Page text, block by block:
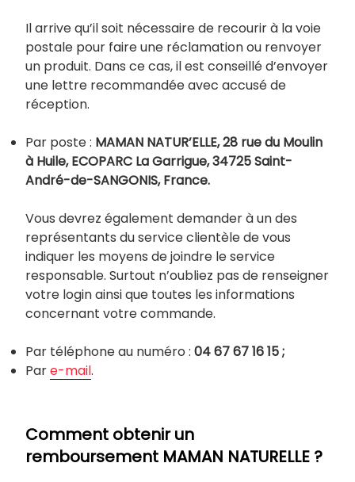
Il arrive qu’il soit nécessaire de recourir à la voie
postale pour faire une réclamation ou renvoyer
un produit. Dans ce cas, il est conseillé d’envoyer
une lettre recommandée avec accusé de
réception.
Par poste : MAMAN NATUR’ELLE, 28 rue du Moulin
à Huile, ECOPARC La Garrigue, 34725 Saint-
André-de-SANGONIS, France.
Vous devrez également demander à un des
représentants du service clientèle de vous
indiquer les moyens de joindre le service
responsable. Surtout n’oubliez pas de renseigner
votre login ainsi que toutes les informations
concernant votre commande.
Par téléphone au numéro : 04 67 67 16 15 ;
Pare-mail.
Comment obtenir un
remboursement MAMAN NATURELLE ?